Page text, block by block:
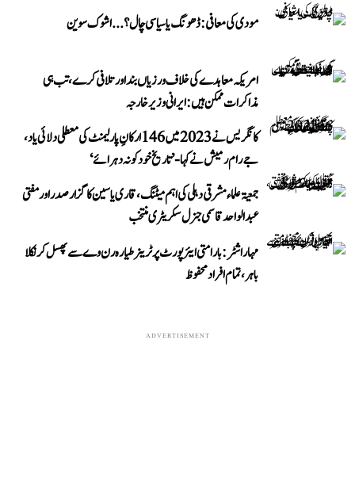
مودی کی معافی: ڈھونگ یا سیاسی چال؟...اشوک سوین
امریکہ معاہدے کی خلاف ورزیاں بند اور تلافی کرے، تب ہی
مذاکرات ممکن ہیں: ایرانی وزیر خارجہ
کانگریس نے 2023 میں 146 ارکانِ پارلیمنٹ کی معطلی دلائی یاد،
جے رام رمیش نے کہا- ’تاریخ خود کو نہ دہرائے‘
جمعیۃ علماء مشرقی دہلی کی اہم میٹنگ، قاری یاسین کا گزار صدر اور مفتی
عبد الواحد قاسمی جنرل سکریٹری منتخب
مہاراشٹر: بارامتی ایئرپورٹ پر ٹرینر طیارہ رن وے سے پھسل کر نکلا
باہر، تمام افراد محفوظ
ADVERTISEMENT